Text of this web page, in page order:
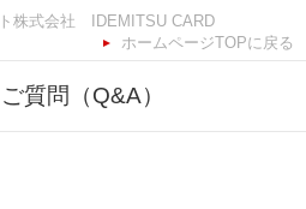
ホームページTOPに戻る
質問（Q&A）